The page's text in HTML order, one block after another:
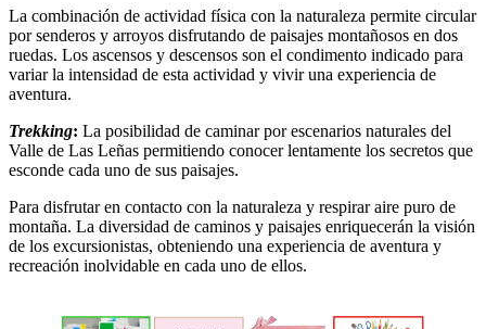
La combinación de actividad física con la naturaleza permite circular
por senderos y arroyos disfrutando de paisajes montañosos en dos
ruedas. Los ascensos y descensos son el condimento indicado para
variar la intensidad de esta actividad y vivir una experiencia de
aventura.
Trekking: La posibilidad de caminar por escenarios naturales del
Valle de Las Leñas permitiendo conocer lentamente los secretos que
esconde cada uno de sus paisajes.
Para disfrutar en contacto con la naturaleza y respirar aire puro de
montaña. La diversidad de caminos y paisajes enriquecerán la visión
de los excursionistas, obteniendo una experiencia de aventura y
recreación inolvidable en cada uno de ellos.